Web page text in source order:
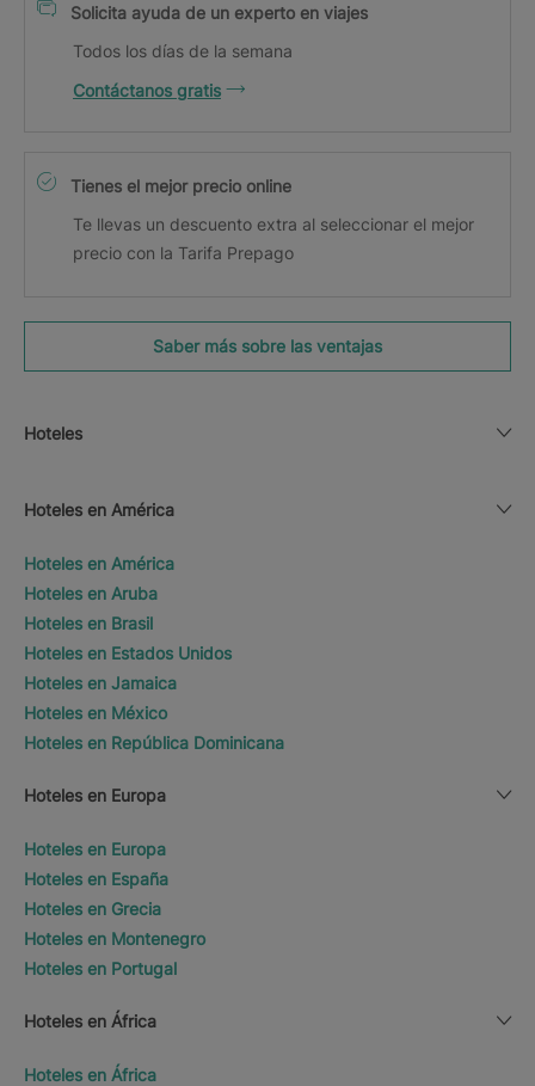
Solicita ayuda de un experto en viajes
Todos los días de la semana
Contáctanos gratis
Tienes el mejor precio online
Te llevas un descuento extra al seleccionar el mejor
precio con la Tarifa Prepago
Saber más sobre las ventajas
Hoteles
Hoteles en América
Hoteles en América
Hoteles en Aruba
Hoteles en Brasil
Hoteles en Estados Unidos
Hoteles en Jamaica
Hoteles en México
Hoteles en República Dominicana
Hoteles en Europa
Hoteles en Europa
Hoteles en España
Hoteles en Grecia
Hoteles en Montenegro
Hoteles en Portugal
Hoteles en África
Hoteles en África